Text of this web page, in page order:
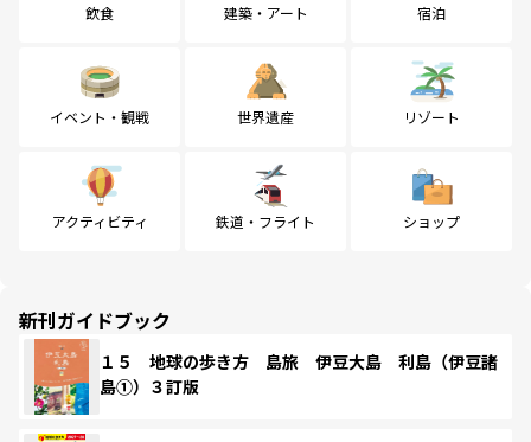
飲食 建築・アート 宿泊
イベント・観戦 世界遺産 リゾート
アクティビティ 鉄道・フライト ショップ
新刊ガイドブック
１５ 地球の歩き方 島旅 伊豆大島 利島（伊豆諸
島①）３訂版